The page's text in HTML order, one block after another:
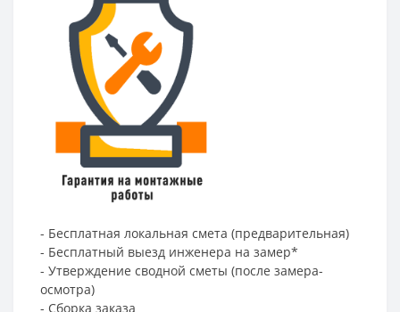
- Бесплатная локальная смета (предварительная)
- Бесплатный выезд инженера на замер*
- Утверждение сводной сметы (после замера-
осмотра)
- Сборка заказа